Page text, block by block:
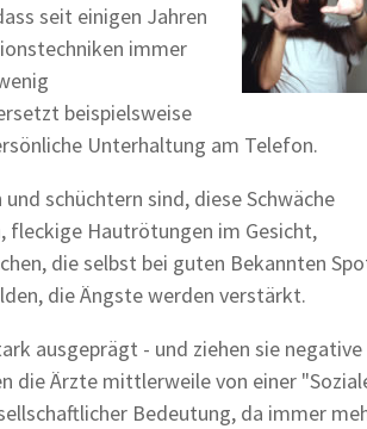
seit einigen Jahren
immer
beispielsweise
Unterhaltung am Telefon.
schüchtern sind, diese Schwäche
fleckige Hautrötungen im Gesicht,
die selbst bei guten Bekannten
die Ängste werden verstärkt.
ausgeprägt - und ziehen sie negative
die Ärzte mittlerweile von einer
Bedeutung, da immer